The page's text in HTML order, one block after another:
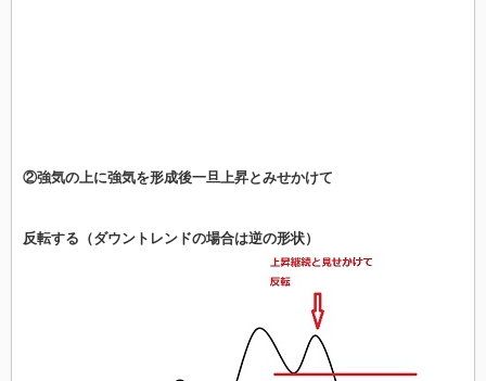
②強気の上に強気を形成後一旦上昇とみせかけて
反転する（ダウントレンドの場合は逆の形状）